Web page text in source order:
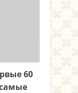
60